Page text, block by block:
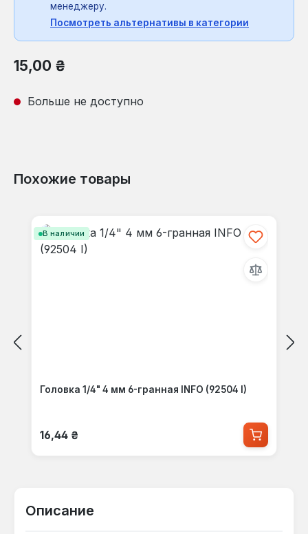
менеджеру.
Посмотреть альтернативы в категории
Обычная цена:
15,00 ₴
Больше не доступно
Похожие товары
В наличии
Головка 1/4" 4 мм 6-гранная INFO (92504 I)
Обычная цена:
16,44 ₴
Описание